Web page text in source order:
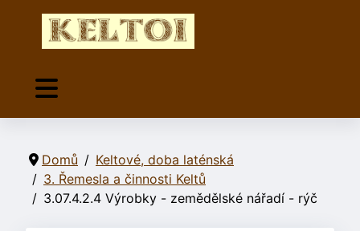
Domů
Keltové, doba laténská
3. Řemesla a činnosti Keltů
3.07.4.2.4 Výrobky - zemědělské nářadí - rýč